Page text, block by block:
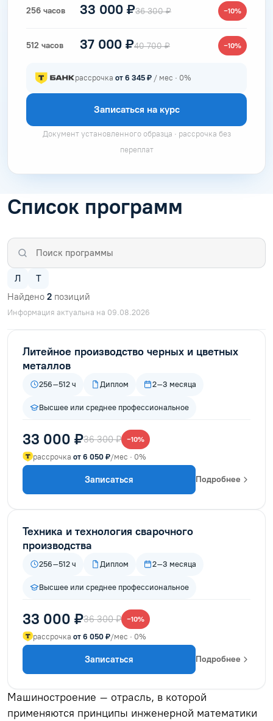
256 часов 33 000 ₽36 300 ₽ −10%
512 часов 37 000 ₽40 700 ₽ −10%
рассрочка от 6 345 ₽ / мес · 0%
Записаться на курс
Документ установленного образца · рассрочка без
переплат
Список программ
Л
Т
Найдено 2 позиций
Информация актуальна на 09.08.2026
Литейное производство черных и цветных
металлов
256–512 ч Диплом 2–3 месяца
Высшее или среднее профессиональное
33 000 ₽36 300 ₽ −10%
рассрочка от 6 050 ₽/мес · 0%
Записаться Подробнее
Техника и технология сварочного
производства
256–512 ч Диплом 2–3 месяца
Высшее или среднее профессиональное
33 000 ₽36 300 ₽ −10%
рассрочка от 6 050 ₽/мес · 0%
Записаться Подробнее
Машиностроение – отрасль, в которой
применяются принципы инженерной математики